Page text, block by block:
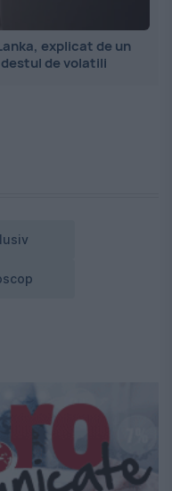
explicat de un
de volatili